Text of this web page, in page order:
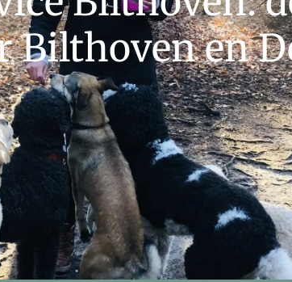
Bilthoven en